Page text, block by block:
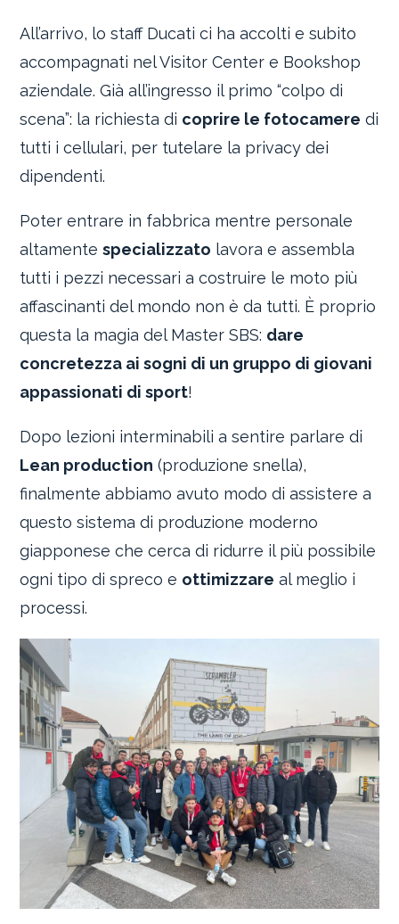
All’arrivo, lo staff Ducati ci ha accolti e subito
accompagnati nel Visitor Center e Bookshop
aziendale. Già all’ingresso il primo “colpo di
scena”: la richiesta di coprire le fotocamere di
tutti i cellulari, per tutelare la privacy dei
dipendenti.
Poter entrare in fabbrica mentre personale
altamentespecializzato lavora e assembla
tutti i pezzi necessari a costruire le moto più
affascinanti del mondo non è da tutti. È proprio
questa la magia del Master SBS: dare
concretezza ai sogni di un gruppo di giovani
appassionati di sport!
Dopo lezioni interminabili a sentire parlare di
Lean production (produzione snella),
finalmente abbiamo avuto modo di assistere a
questo sistema di produzione moderno
giapponese che cerca di ridurre il più possibile
ogni tipo di spreco e ottimizzare al meglio i
processi.